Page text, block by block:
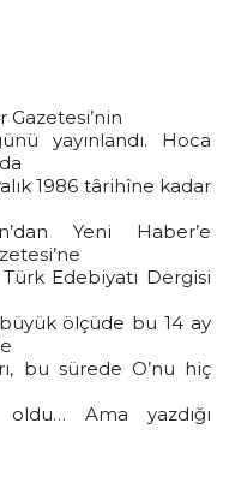
Gazetesi’nin
yayınlandı. Hoca
1986 târihîne kadar
Yeni Haber’e
Edebiyatı Dergisi
ölçüde bu 14 ay
bu sürede O’nu hiç
Ama yazdığı